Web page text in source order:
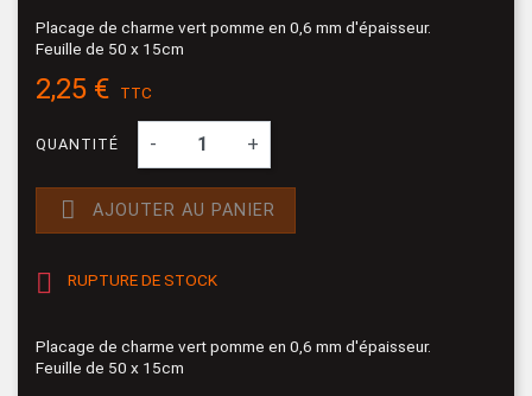
Placage de charme vert pomme en 0,6 mm d'épaisseur.
Feuille de 50 x 15cm
2,25 € TTC
QUANTITÉ - +
 AJOUTER AU PANIER
 RUPTURE DE STOCK
Placage de charme vert pomme en 0,6 mm d'épaisseur.
Feuille de 50 x 15cm